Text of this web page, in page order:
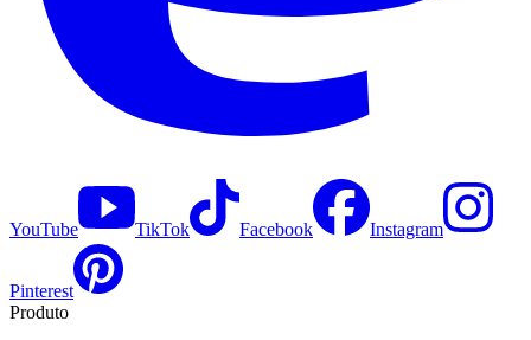
YouTube TikTok Facebook Instagram
Pinterest
Produto